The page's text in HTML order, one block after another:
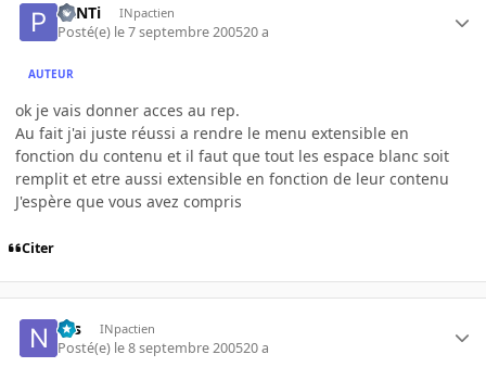
PaNTi INpactien
Posté(e) le 7 septembre 200520 a
AUTEUR
ok je vais donner acces au rep.
Au fait j'ai juste réussi a rendre le menu extensible en
fonction du contenu et il faut que tout les espace blanc soit
remplit et etre aussi extensible en fonction de leur contenu
J'espère que vous avez compris
Citer
Nis INpactien
Posté(e) le 8 septembre 200520 a